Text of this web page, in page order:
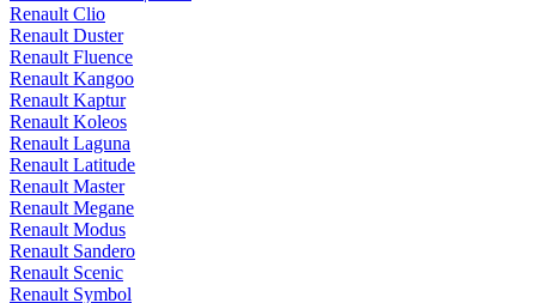
Renault Clio
Renault Duster
Renault Fluence
Renault Kangoo
Renault Kaptur
Renault Koleos
Renault Laguna
Renault Latitude
Renault Master
Renault Megane
Renault Modus
Renault Sandero
Renault Scenic
Renault Symbol